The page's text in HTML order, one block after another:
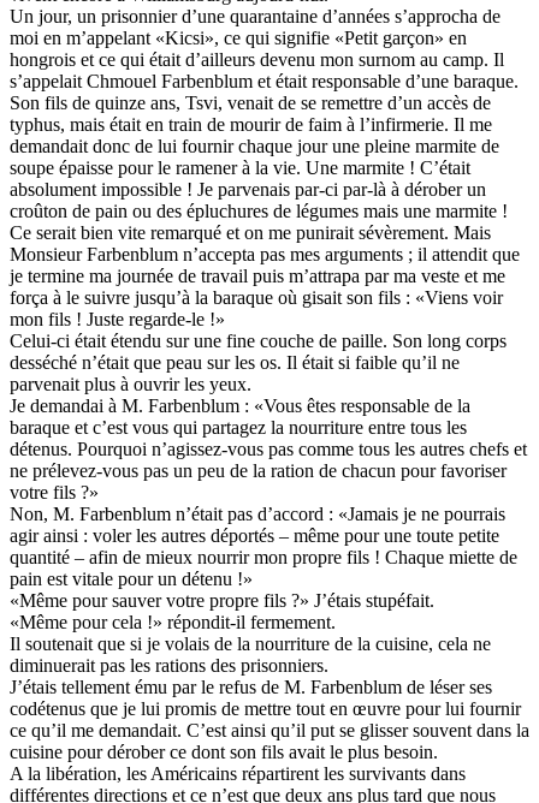
Un jour, un prisonnier d’une quarantaine d’années s’approcha de
moi en m’appelant «Kicsi», ce qui signifie «Petit garçon» en
hongrois et ce qui était d’ailleurs devenu mon surnom au camp. Il
s’appelait Chmouel Farbenblum et était responsable d’une baraque.
Son fils de quinze ans, Tsvi, venait de se remettre d’un accès de
typhus, mais était en train de mourir de faim à l’infirmerie. Il me
demandait donc de lui fournir chaque jour une pleine marmite de
soupe épaisse pour le ramener à la vie. Une marmite ! C’était
absolument impossible ! Je parvenais par-ci par-là à dérober un
croûton de pain ou des épluchures de légumes mais une marmite !
Ce serait bien vite remarqué et on me punirait sévèrement. Mais
Monsieur Farbenblum n’accepta pas mes arguments ; il attendit que
je termine ma journée de travail puis m’attrapa par ma veste et me
força à le suivre jusqu’à la baraque où gisait son fils : «Viens voir
mon fils ! Juste regarde-le !»
Celui-ci était étendu sur une fine couche de paille. Son long corps
desséché n’était que peau sur les os. Il était si faible qu’il ne
parvenait plus à ouvrir les yeux.
Je demandai à M. Farbenblum : «Vous êtes responsable de la
baraque et c’est vous qui partagez la nourriture entre tous les
détenus. Pourquoi n’agissez-vous pas comme tous les autres chefs et
ne prélevez-vous pas un peu de la ration de chacun pour favoriser
votre fils ?»
Non, M. Farbenblum n’était pas d’accord : «Jamais je ne pourrais
agir ainsi : voler les autres déportés – même pour une toute petite
quantité – afin de mieux nourrir mon propre fils ! Chaque miette de
pain est vitale pour un détenu !»
«Même pour sauver votre propre fils ?» J’étais stupéfait.
«Même pour cela !» répondit-il fermement.
Il soutenait que si je volais de la nourriture de la cuisine, cela ne
diminuerait pas les rations des prisonniers.
J’étais tellement ému par le refus de M. Farbenblum de léser ses
codétenus que je lui promis de mettre tout en œuvre pour lui fournir
ce qu’il me demandait. C’est ainsi qu’il put se glisser souvent dans la
cuisine pour dérober ce dont son fils avait le plus besoin.
A la libération, les Américains répartirent les survivants dans
différentes directions et ce n’est que deux ans plus tard que nous